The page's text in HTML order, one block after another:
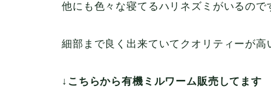
他にも色々な寝てるハリネズミがいるの
細部まで良く出来ていてクオリティーが
↓こちらから有機ミルワーム販売してます